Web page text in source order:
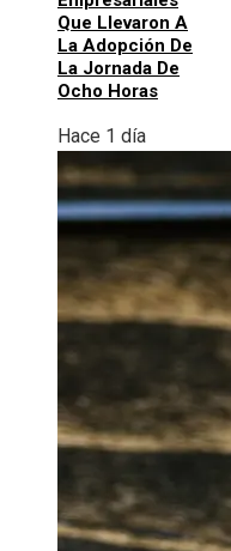
Que Llevaron A
La Adopción De
La Jornada De
Ocho Horas
Hace 1 día